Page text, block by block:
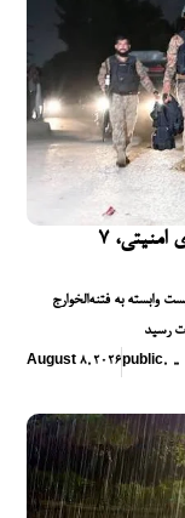
هنگو: عملیات مبتنی بر اطلاعات نیروهای امنیتی، ۷
یک عملیات مبتنی بر اطلاعات، ۷ تروریست وابسته به فتنه‌الخوارج
رسید
August 8, 2026 public, ,,